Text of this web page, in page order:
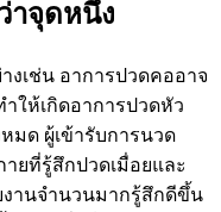
าจุดหนึ่ง
งเช่น อาการปวดคออาจ
ให้เกิดอาการปวดหัว
มด ผู้เข้ารับการนวด
ายที่รู้สึกปวดเมื่อยและ
ยงานจำนวนมากรู้สึกดีขึ้น